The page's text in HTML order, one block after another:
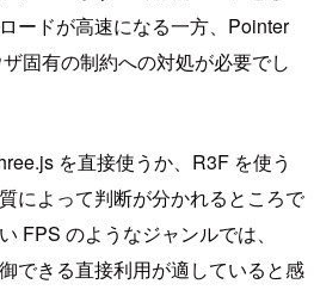
ードが高速になる一方、Pointer
固有の制約への対処が必要でし
を直接使うか、R3F を使う
によって判断が分かれるところで
FPS のようなジャンルでは、
できる直接利用が適していると感